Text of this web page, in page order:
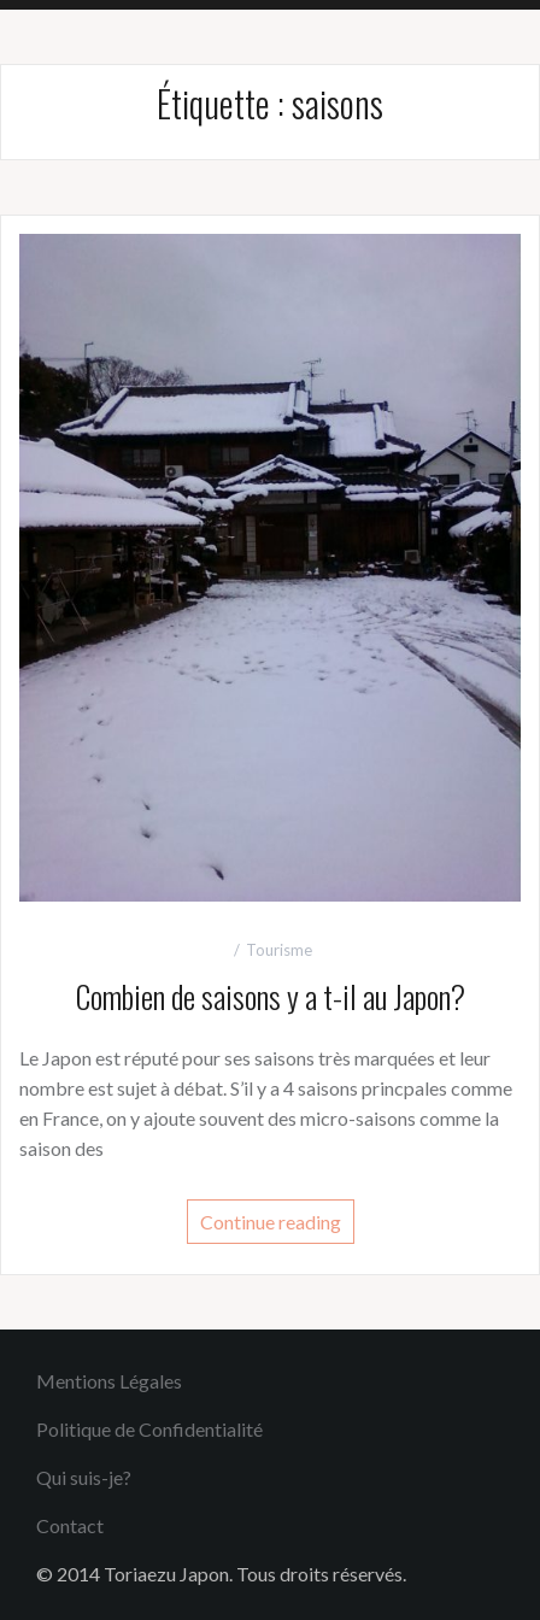
Étiquette :saisons
Tourisme
Combien de saisons y a t-il au Japon?
Le Japon est réputé pour ses saisons très marquées et leur
nombre est sujet à débat. S’il y a 4 saisons princpales comme
en France, on y ajoute souvent des micro-saisons comme la
saison des
Continue reading
Mentions Légales
Politique de Confidentialité
Qui suis-je?
Contact
© 2014 Toriaezu Japon. Tous droits réservés.